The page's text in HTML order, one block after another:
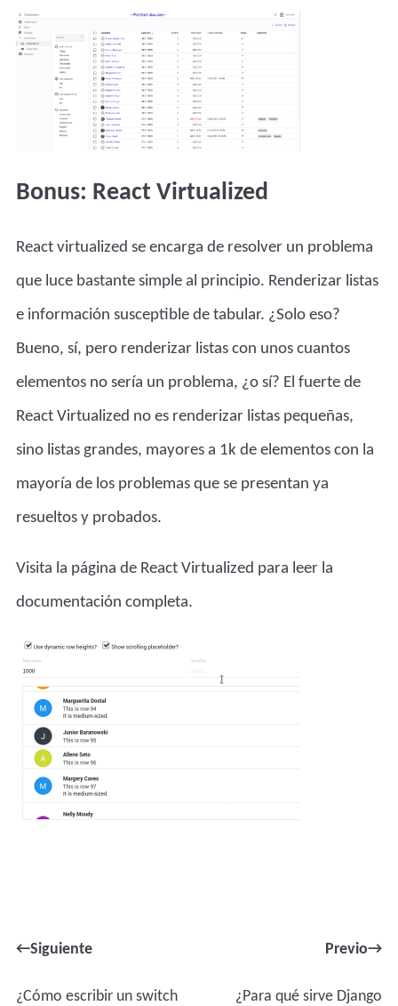
Bonus: React Virtualized
React virtualized se encarga de resolver un problema
que luce bastante simple al principio. Renderizar listas
e información susceptible de tabular. ¿Solo eso?
Bueno, sí, pero renderizar listas con unos cuantos
elementos no sería un problema, ¿o sí? El fuerte de
React Virtualized no es renderizar listas pequeñas,
sino listas grandes, mayores a 1k de elementos con la
mayoría de los problemas que se presentan ya
resueltos y probados.
Visita la página de React Virtualized para leer la
documentación completa.
←Siguiente
¿Cómo escribir un switch
Previo→
¿Para qué sirve Django